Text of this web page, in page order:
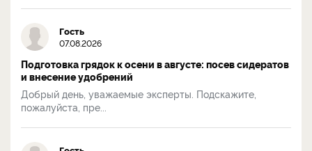
Гость
07.08.2026
Подготовка грядок к осени в августе: посев сидератов
и внесение удобрений
Добрый день, уважаемые эксперты. Подскажите,
пожалуйста, пре...